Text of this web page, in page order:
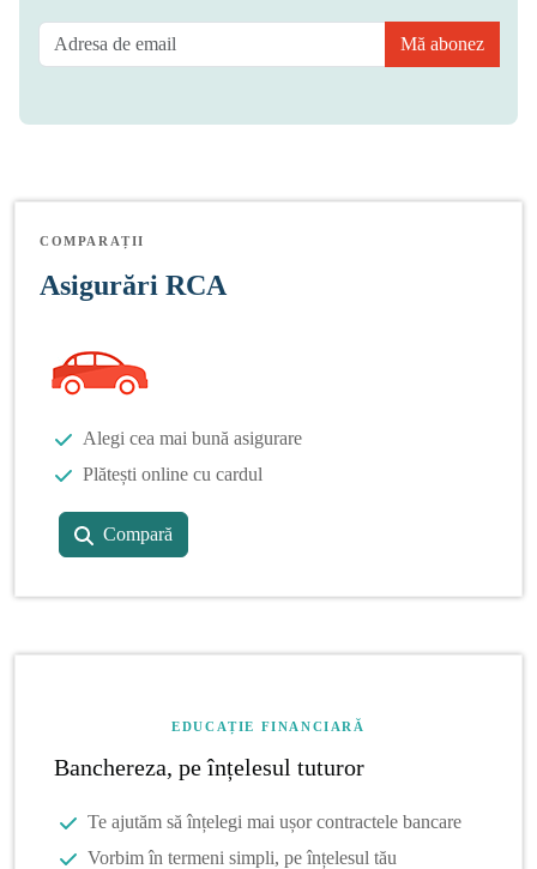
Mă abonez
COMPARAȚII
Asigurări RCA
Alegi cea mai bună asigurare
Plătești online cu cardul
Compară
EDUCAȚIE FINANCIARĂ
Banchereza, pe înțelesul tuturor
Te ajutăm să înțelegi mai ușor contractele bancare
Vorbim în termeni simpli, pe înțelesul tău